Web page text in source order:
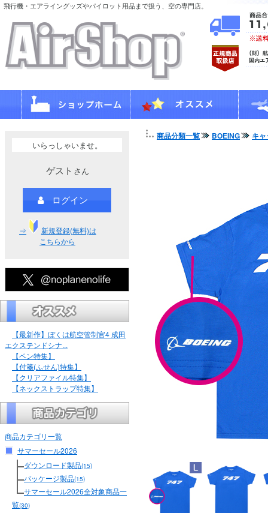
飛行機・エアライングッズやパイロット用品まで扱う、空の専門店。
いらっしゃいませ。
ゲスト さん
ログイン
⇒
新規登録(無料)は
こちらから
【最新作】ぼくは航空管制官4 成田
エクステンドシナ...
【ペン特集】
【付箋(ふせん)特集】
【クリアファイル特集】
【ネックストラップ特集】
商品カテゴリ一覧
サマーセール2026
ダウンロード製品(15)
パッケージ製品(15)
サマーセール2026全対象商品一
覧(30)
商品分類一覧 BOEING キ